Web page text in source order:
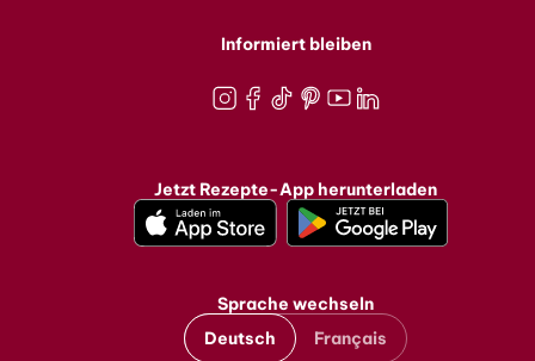
Informiert bleiben
Jetzt Rezepte-App herunterladen
Sprache wechseln
Deutsch
Français